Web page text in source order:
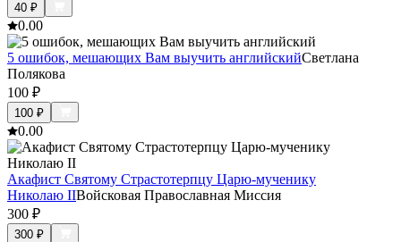
40 ₽
0.00
5 ошибок, мешающих Вам выучить английскийСветлана
Полякова
100 ₽
100 ₽
0.00
Акафист Святому Страстотерпцу Царю-мученику
Николаю IIВойсковая Православная Миссия
300 ₽
300 ₽